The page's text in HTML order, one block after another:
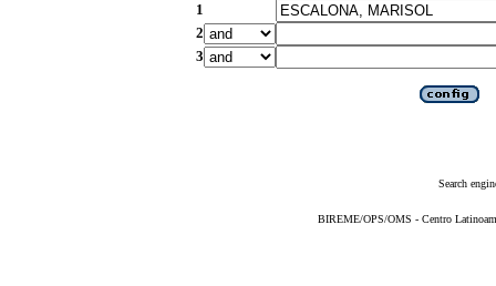
1
2
3
Search
BIREME/OPS/OMS - Centro